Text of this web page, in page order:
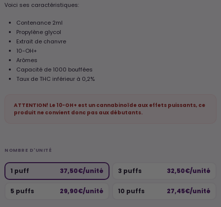
Voici ses caractéristiques:
Contenance 2ml
Propylène glycol
Extrait de chanvre
10-OH+
Arômes
Capacité de 1000 bouffées
Taux de THC inférieur à 0,2%
ATTENTION! Le 10-OH+ est un cannabinoïde aux effets puissants, ce
produit ne convient donc pas aux débutants.
NOMBRE D'UNITÉ
1 puff 37,50€/unité 3 puffs 32,50€/unité
5 puffs 29,90€/unité 10 puffs 27,45€/unité